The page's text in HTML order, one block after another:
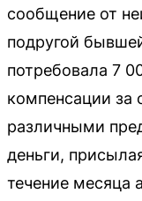
сообщение от
подругой
потребовала 7
компенсации за
различными
деньги,
течение месяца